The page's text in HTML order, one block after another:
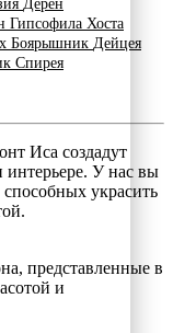
Дерен
Гипсофила Хоста
Боярышник Дейцея
Спирея
Иса создадут
У нас вы
украсить
представленные в
и